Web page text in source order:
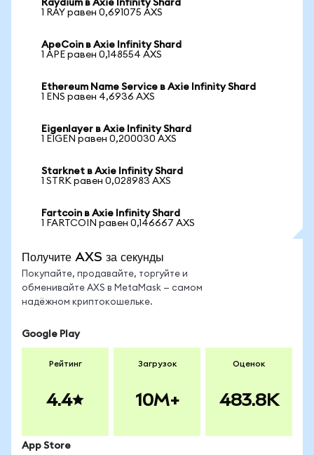
Raydium в Axie Infinity Shard
1 RAY равен 0,691075 AXS
ApeCoin в Axie Infinity Shard
1 APE равен 0,148554 AXS
Ethereum Name Service в Axie Infinity Shard
1 ENS равен 4,6936 AXS
Eigenlayer в Axie Infinity Shard
1 EIGEN равен 0,200030 AXS
Starknet в Axie Infinity Shard
1 STRK равен 0,028983 AXS
Fartcoin в Axie Infinity Shard
1 FARTCOIN равен 0,146667 AXS
Получите AXS за секунды
Покупайте, продавайте, торгуйте и
обменивайте AXS в MetaMask — самом
надёжном криптокошельке.
Google Play
Рейтинг
4.4
Загрузок
10M+
Оценок
483.8K
App Store